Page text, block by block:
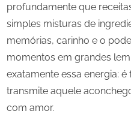
profundamente que
simples misturas de
memórias, carinho e o
momentos em grandes
exatamente essa energia:
transmite aquele
com amor.